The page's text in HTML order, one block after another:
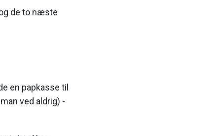
de to næste
en papkasse til
ved aldrig) -